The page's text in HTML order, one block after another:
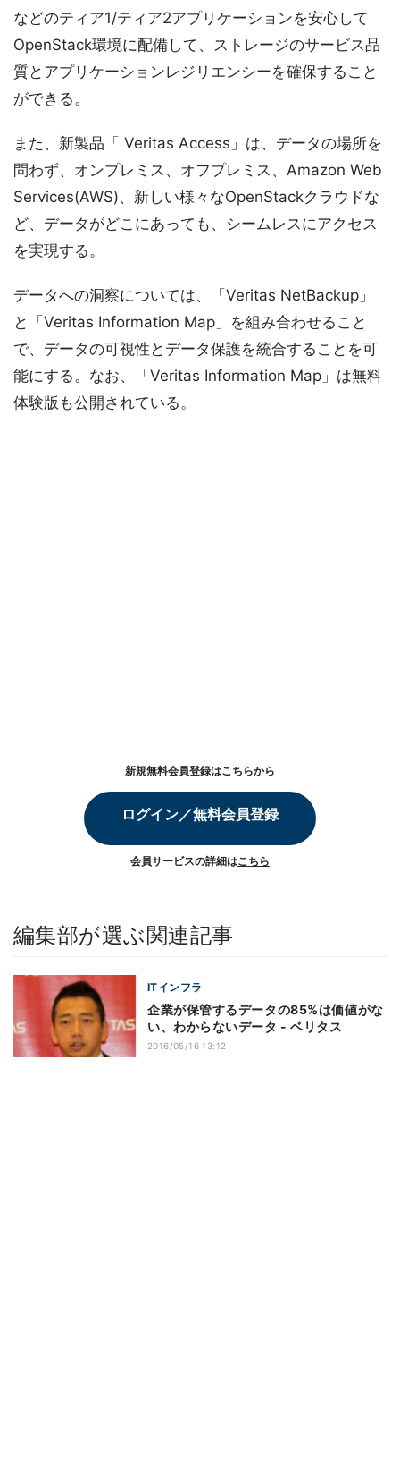
などのティア1/ティア2アプリケーションを安心して
OpenStack環境に配備して、ストレージのサービス品
質とアプリケーションレジリエンシーを確保すること
ができる。
また、新製品「 Veritas Access」は、データの場所を
問わず、オンプレミス、オフプレミス、Amazon Web
Services(AWS)、新しい様々なOpenStackクラウドな
ど、データがどこにあっても、シームレスにアクセス
を実現する。
データへの洞察については、「Veritas NetBackup」
と「Veritas Information Map」を組み合わせること
で、データの可視性とデータ保護を統合することを可
能にする。なお、「Veritas Information Map」は無料
体験版も公開されている。
新規無料会員登録はこちらから
ログイン／無料会員登録
会員サービスの詳細はこちら
編集部が選ぶ関連記事
ITインフラ
企業が保管するデータの85%は価値がな
い、わからないデータ - ベリタス
2016/05/16 13:12